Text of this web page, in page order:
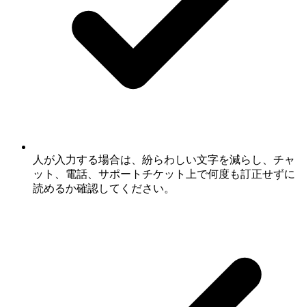
人が入力する場合は、紛らわしい文字を減らし、チャ
ット、電話、サポートチケット上で何度も訂正せずに
読めるか確認してください。